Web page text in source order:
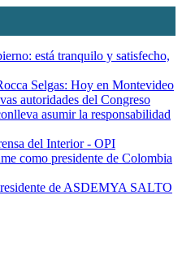
está tranquilo y satisfecho,
Selgas: Hoy en Montevideo
autoridades del Congreso
asumir la responsabilidad
del Interior - OPI
como presidente de Colombia
de ASDEMYA SALTO